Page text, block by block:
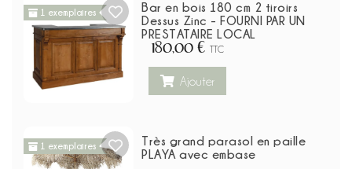
1 exemplaires
Bar en bois 180 cm 2 tiroirs
Dessus Zinc - FOURNI PAR UN
PRESTATAIRE LOCAL
180,00 € TTC
Ajouter
1 exemplaires
Très grand parasol en paille
PLAYA avec embase